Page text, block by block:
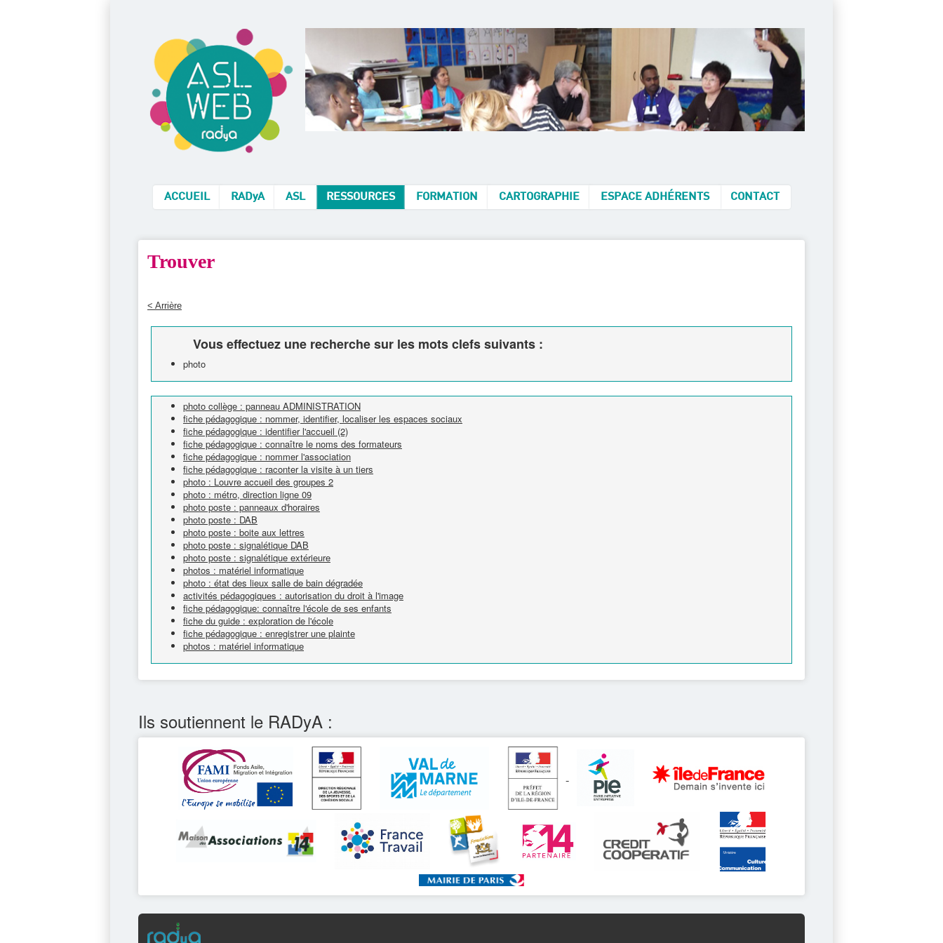
ACCUEIL RADyA ASL RESSOURCES FORMATION CARTOGRAPHIE ESPACE ADHÉRENTS CONTACT
Trouver
< Arrière
Vous effectuez une recherche sur les mots clefs suivants :
photo
photo collège : panneau ADMINISTRATION
fiche pédagogique : nommer, identifier, localiser les espaces sociaux
fiche pédagogique : identifier l'accueil (2)
fiche pédagogique : connaître le noms des formateurs
fiche pédagogique : nommer l'association
fiche pédagogique : raconter la visite à un tiers
photo : Louvre accueil des groupes 2
photo : métro, direction ligne 09
photo poste : panneaux d'horaires
photo poste : DAB
photo poste : boite aux lettres
photo poste : signalétique DAB
photo poste : signalétique extérieure
photos : matériel informatique
photo : état des lieux salle de bain dégradée
activités pédagogiques : autorisation du droit à l'image
fiche pédagogique: connaître l'école de ses enfants
fiche du guide : exploration de l'école
fiche pédagogique : enregistrer une plainte
photos : matériel informatique
Ils soutiennent le RADyA :